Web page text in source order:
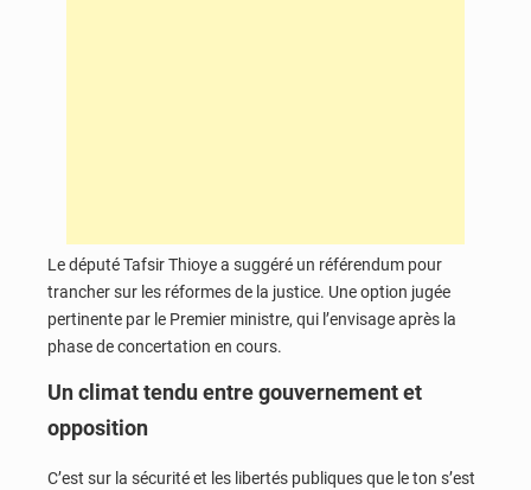
Le député Tafsir Thioye a suggéré un référendum pour
trancher sur les réformes de la justice. Une option jugée
pertinente par le Premier ministre, qui l’envisage après la
phase de concertation en cours.
Un climat tendu entre gouvernement et
opposition
C’est sur la sécurité et les libertés publiques que le ton s’est